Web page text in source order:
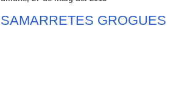
SAMARRETES GROGUES